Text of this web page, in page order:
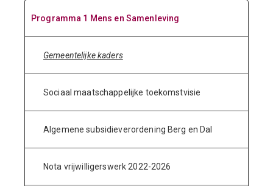
Programma 1 Mens en Samenleving
Gemeentelijke kaders
Sociaal maatschappelijke toekomstvisie
Algemene subsidieverordening Berg en Dal
Nota vrijwilligerswerk 2022-2026